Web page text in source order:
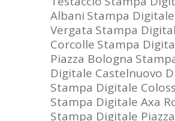
Albani Stampa
Vergata Stampa
Corcolle Stampa
Piazza Bologna
Digitale Castelnuovo
Stampa Digitale
Stampa Digitale Axa
Stampa Digitale Piazza